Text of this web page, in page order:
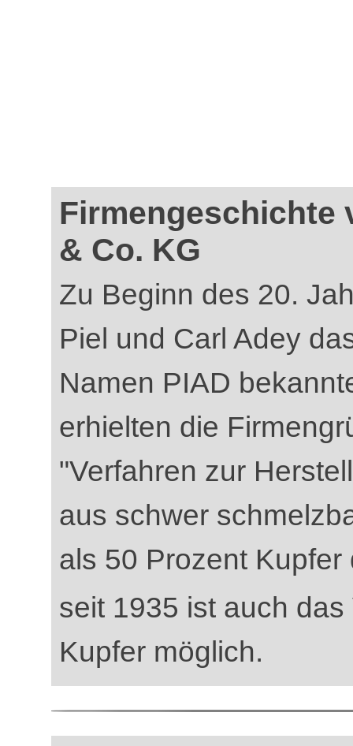
Firmengeschichte
& Co. KG
Zu Beginn des 20.
Piel und Carl Adey
Namen PIAD
erhielten die
"Verfahren zur
aus schwer
als 50 Prozent
seit 1935 ist auch
Kupfer möglich.